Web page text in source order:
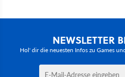
NEWSLETTER
Hol' dir die neuesten Infos zu Games